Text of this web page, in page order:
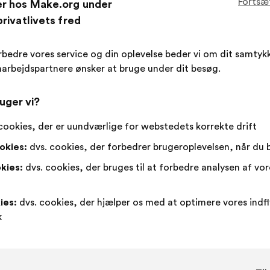
opnået:
97% 2%
Indsendt i Comment lutter contre toutes les
Forslag
CFCV - Collectif Féministe Contre Le Viol
Il faut appliquer un principe de crédibilité
hos Make.org under
fred
vores service og din oplevelse beder vi om dit
ønsker at bruge under dit besøg.
vi?
der er uundværlige for webstedets korrekte drift
dvs. cookies, der forbedrer brugeroplevelsen, når du
dvs. cookies, der bruges til at forbedre analysen af
dvs. cookies, der hjælper os med at optimere vores